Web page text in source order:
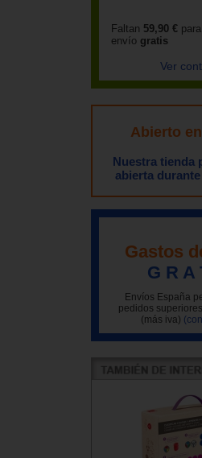
Faltan 59,90 €
envío gratis
Ver
Abierto
Nuestra tienda
abierta
Gastos
G R A
Envíos España
pedidos
(más iva)